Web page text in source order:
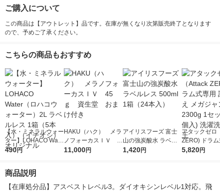
ご購入について
この商品は【アウトレット】品です。在庫が無くなり次第販売終了となります
ので、予めご了承ください。
こちらの商品もおすすめ
【水・ミネラルウォー
ター】LOHACO Wate
r（ロハコウォータ
シ） オリジナル
490円
HAKU（ハク） メラ
ノフォーカスＩＶ 4
5ｇ 資生堂 おまけ
11,000円
アイリスフーズ 富士
山の強炭酸水 ラベル
レス 500ml 1箱（24
1,420円
アタックゼロ
ZERO) ドラ
詰め替え メガ
5,820円
商品説明
【在庫処分品】アスベストレベル3。ダイオキシンレベル1対応。飛